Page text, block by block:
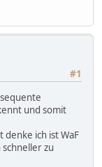
#1
und somit
denke ich ist WaF
zu